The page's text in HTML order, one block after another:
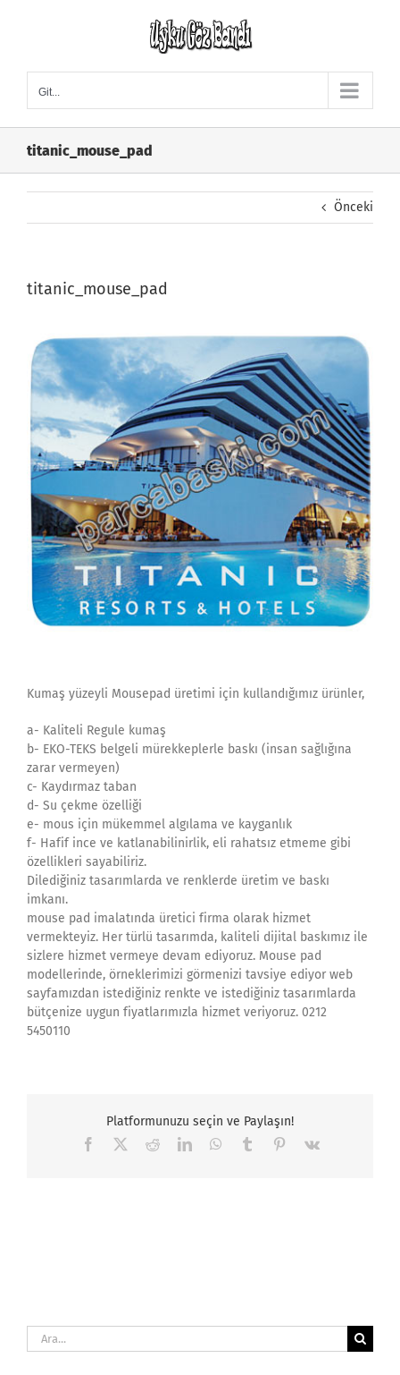
Git...
titanic_mouse_pad
Önceki
titanic_mouse_pad
Kumaş yüzeyli Mousepad üretimi için kullandığımız ürünler,
a- Kaliteli Regule kumaş
b- EKO-TEKS belgeli mürekkeplerle baskı (insan sağlığına
zarar vermeyen)
c- Kaydırmaz taban
d- Su çekme özelliği
e- mous için mükemmel algılama ve kayganlık
f- Hafif ince ve katlanabilinirlik, eli rahatsız etmeme gibi
özellikleri sayabiliriz.
Dilediğiniz tasarımlarda ve renklerde üretim ve baskı
imkanı.
mouse pad imalatında üretici firma olarak hizmet
vermekteyiz. Her türlü tasarımda, kaliteli dijital baskımız ile
sizlere hizmet vermeye devam ediyoruz. Mouse pad
modellerinde, örneklerimizi görmenizi tavsiye ediyor web
sayfamızdan istediğiniz renkte ve istediğiniz tasarımlarda
bütçenize uygun fiyatlarımızla hizmet veriyoruz. 0212
5450110
Platformunuzu seçin ve Paylaşın!
Facebook RedditLinkedInWhatsApp
Tumblr Pinterest
Vk
Ara: